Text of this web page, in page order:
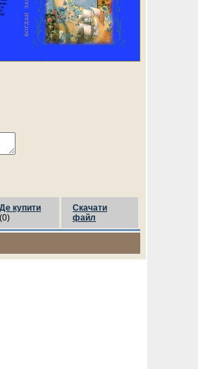
Де купити
(0)
Скачати
файл